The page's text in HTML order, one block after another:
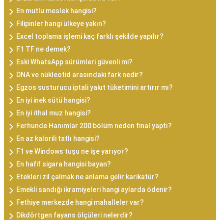
En mutlu meslek hangisi?
Filipinler hangi ülkeye yakın?
Excel toplama işlemi kaç farklı şekilde yapılır?
F1 TF ne demek?
Eski WhatsApp sürümleri güvenli mi?
DNA ve nükleotid arasındaki fark nedir?
Egzos susturucu iptali yakıt tüketimini artırır mı?
En iyi inek sütü hangisi?
En iyi ithal muz hangisi?
Ferhunde Hanımlar 200 bölüm neden final yaptı?
En az kalorili tatlı hangisi?
F1 ve Windows tuşu ne işe yarıyor?
En hafif sigara hangisi bayan?
Etekleri zil çalmak ne anlama gelir karikatür?
Emekli sandığı ikramiyeleri hangi aylarda ödenir?
Fethiye merkezde hangi mahalleler var?
Dikdörtgen fayans ölçüleri nelerdir?